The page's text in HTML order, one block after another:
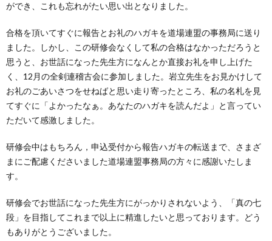
ができ、これも忘れがたい思い出となりました。
合格を頂いてすぐに報告とお礼のハガキを道場連盟の事務局に送り
ました。しかし、この研修会なくして私の合格はなかっただろうと
思うと、お世話になった先生方になんとか直接お礼を申し上げた
く、12月の全剣連稽古会に参加しました。岩立先生をお見かけして
お礼のごあいさつをせねばと思い走り寄ったところ、私の名札を見
てすぐに「よかったなぁ。あなたのハガキを読んだよ」と言ってい
ただいて感激しました。
研修会中はもちろん，申込受付から報告ハガキの転送まで、さまざ
まにご配慮くださいました道場連盟事務局の方々に感謝いたしま
す。
研修会でお世話になった先生方にがっかりされないよう、「真の七
段」を目指してこれまで以上に精進したいと思っております。どう
もありがとうございました。